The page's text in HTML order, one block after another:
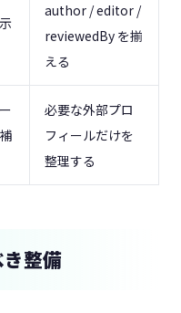
author / editor /
reviewedBy を揃
える
必要な外部プロ
フィールだけを
整理する
整備